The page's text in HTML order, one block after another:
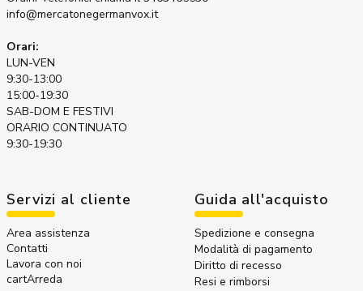
info@mercatonegermanvox.it
Orari:
LUN-VEN
9:30-13:00
15:00-19:30
SAB-DOM E FESTIVI
ORARIO CONTINUATO
9:30-19:30
Servizi al cliente
Area assistenza
Contatti
Lavora con noi
cartArreda
Guida all'acquisto
Spedizione e consegna
Modalità di pagamento
Diritto di recesso
Resi e rimborsi